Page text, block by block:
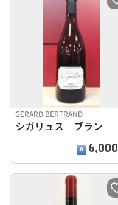
GERARD BERTRAND
シガリュス ブラン
6,000